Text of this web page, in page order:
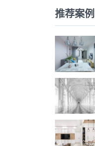
推荐案例